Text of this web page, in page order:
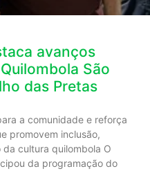
avanços
São
das Pretas
a comunidade e reforça
promovem inclusão,
cultura quilombola O
da programação do